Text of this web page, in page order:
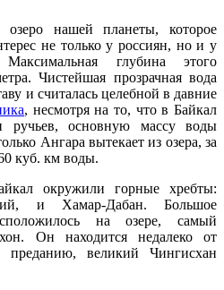
озеро нашей планеты, которое
не только у россиян, но и у
глубина этого
Чистейшая прозрачная вода
и считалась целебной в давние
, несмотря на то, что в Байкал
ручьев, основную массу воды
Ангара вытекает из озера, за
куб. км воды.
окружили горные хребты:
и Хамар-Дабан. Большое
на озере, самый
Он находится недалеко от
преданию, великий Чингисхан